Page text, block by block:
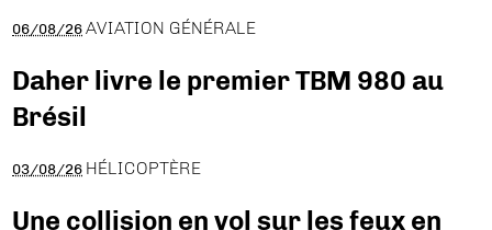
06/08/26 AVIATION GÉNÉRALE
Daher livre le premier TBM 980 au
Brésil
03/08/26 HÉLICOPTÈRE
Une collision en vol sur les feux en